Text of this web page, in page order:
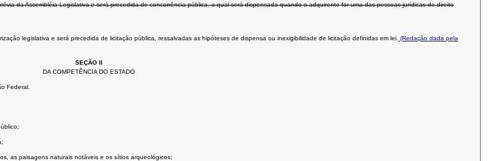
da Assembléia Legislativa e será precedida de concorrência pública, a qual será dispensada quando o adquirente for uma das pessoas jurídicas de direito
legislativa e será precedida de licitação pública, ressalvadas as hipóteses de dispensa ou inexigibilidade de licitação definidas em lei. (Redação dada pela
SEÇÃO II
DA COMPETÊNCIA DO ESTADO
Federal.
as paisagens naturais notáveis e os sítios arqueológicos;